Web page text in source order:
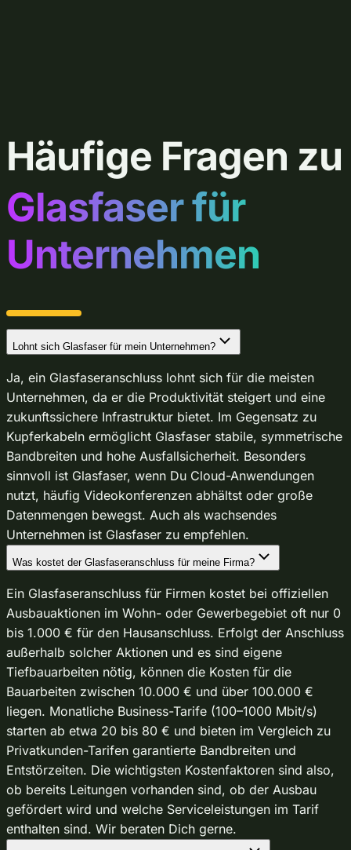
Häufige Fragen zu
Glasfaser für
Unternehmen
Lohnt sich Glasfaser für mein Unternehmen?
Ja, ein Glasfaseranschluss lohnt sich für die meisten
Unternehmen, da er die Produktivität steigert und eine
zukunftssichere Infrastruktur bietet. Im Gegensatz zu
Kupferkabeln ermöglicht Glasfaser stabile, symmetrische
Bandbreiten und hohe Ausfallsicherheit. Besonders
sinnvoll ist Glasfaser, wenn Du Cloud-Anwendungen
nutzt, häufig Videokonferenzen abhältst oder große
Datenmengen bewegst. Auch als wachsendes
Unternehmen ist Glasfaser zu empfehlen.
Was kostet der Glasfaseranschluss für meine Firma?
Ein Glasfaseranschluss für Firmen kostet bei offiziellen
Ausbauaktionen im Wohn- oder Gewerbegebiet oft nur 0
bis 1.000 € für den Hausanschluss. Erfolgt der Anschluss
außerhalb solcher Aktionen und es sind eigene
Tiefbauarbeiten nötig, können die Kosten für die
Bauarbeiten zwischen 10.000 € und über 100.000 €
liegen. Monatliche Business-Tarife (100–1000 Mbit/s)
starten ab etwa 20 bis 80 € und bieten im Vergleich zu
Privatkunden-Tarifen garantierte Bandbreiten und
Entstörzeiten. Die wichtigsten Kostenfaktoren sind also,
ob bereits Leitungen vorhanden sind, ob der Ausbau
gefördert wird und welche Serviceleistungen im Tarif
enthalten sind. Wir beraten Dich gerne.